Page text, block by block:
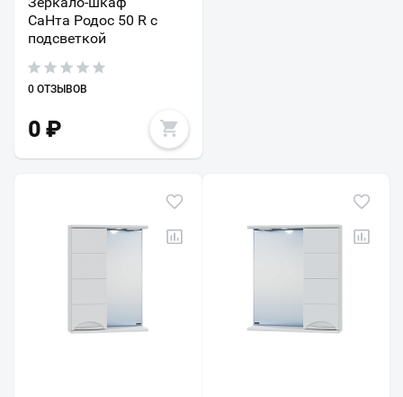
СаНта Родос 50 R с
подсветкой
0 ОТЗЫВОВ
0 ₽